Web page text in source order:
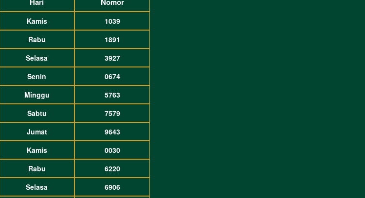
Kamis
1039
Rabu
1891
Selasa
3927
Senin
0674
Minggu
5763
Sabtu
7579
Jumat
9643
Kamis
0030
Rabu
6220
Selasa 6906